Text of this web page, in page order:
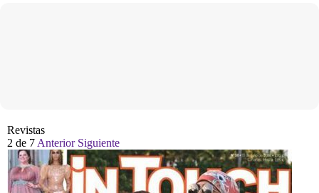
Revistas
2 de 7 Anterior Siguiente